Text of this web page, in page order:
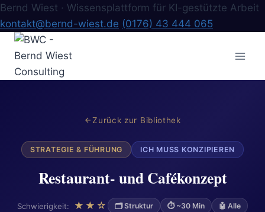
Bernd Wiest · Wissensplattform für KI-gestützte Arbeit
kontakt@bernd-wiest.de (0176) 43 444 065
Zum
Inhalt
springen
Zurück zur Bibliothek
STRATEGIE & FÜHRUNG ICH MUSS KONZIPIEREN
Restaurant- und Cafékonzept
Schwierigkeit: ★★☆ 🗂 Struktur ⏱ ~30 Min 🤖 Alle